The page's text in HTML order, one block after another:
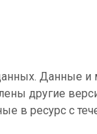
Данные и
другие
в ресурс с